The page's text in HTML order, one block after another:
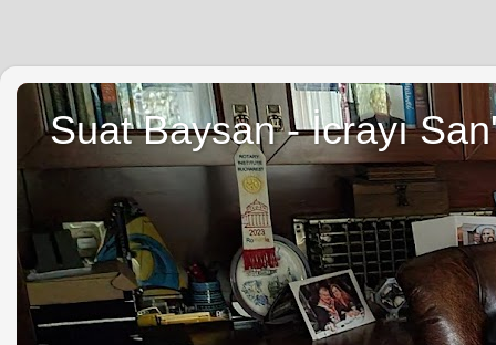
Suat Baysan - İcrayı